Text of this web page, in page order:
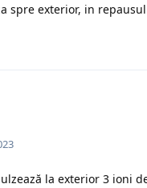
spre exterior, in
la exterior 3 ioni